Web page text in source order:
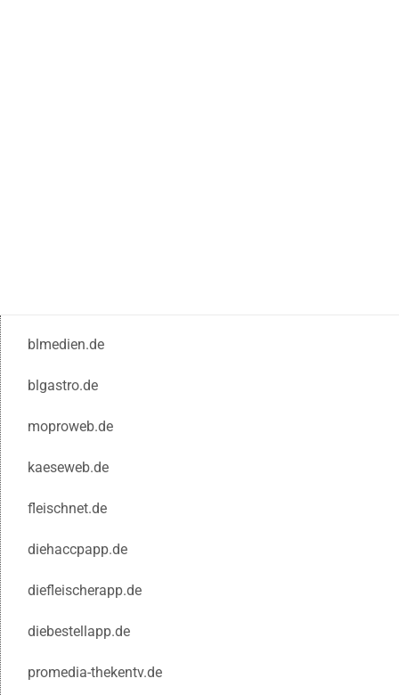
blmedien.de
blgastro.de
moproweb.de
kaeseweb.de
fleischnet.de
diehaccpapp.de
diefleischerapp.de
diebestellapp.de
promedia-thekentv.de